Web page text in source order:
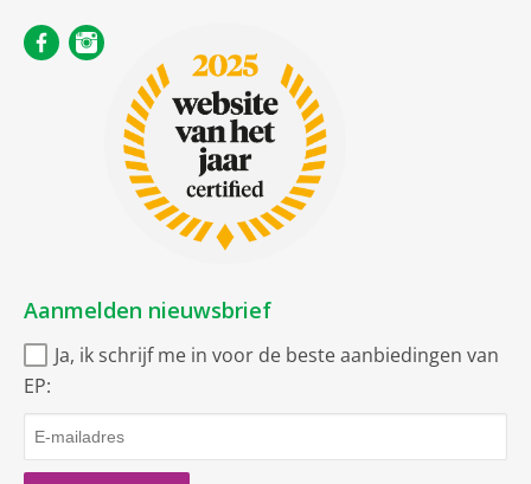
Aanmelden nieuwsbrief
Ja, ik schrijf me in voor de beste aanbiedingen van
EP: